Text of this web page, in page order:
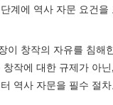
계에 역사 자문 요건
이 창작의 자유를 침
작에 대한 규제가 아
역사 자문을 필수 절